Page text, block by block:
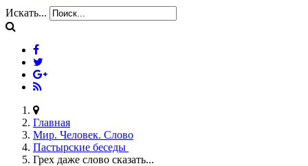
Искать...
Главная
Мир. Человек. Слово
Пастырские беседы
Грех даже слово сказать...